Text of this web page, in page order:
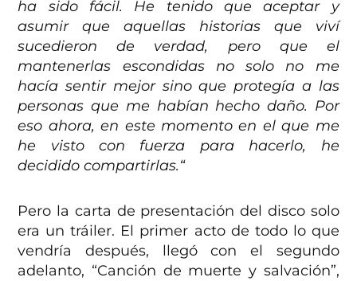
ha sido fácil. He tenido que aceptar y
asumir que aquellas historias que viví
sucedieron de verdad, pero que el
mantenerlas escondidas no solo no me
hacía sentir mejor sino que protegía a las
personas que me habían hecho daño. Por
eso ahora, en este momento en el que me
he visto con fuerza para hacerlo, he
decidido compartirlas.“
Pero la carta de presentación del disco solo
era un tráiler. El primer acto de todo lo que
vendría después, llegó con el segundo
adelanto, “Canción de muerte y salvación”,